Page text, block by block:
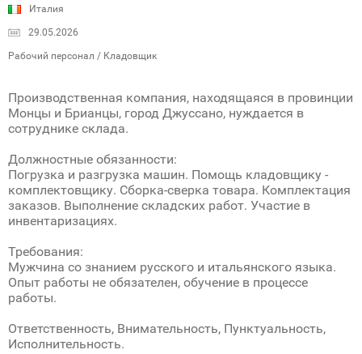
Италия
29.05.2026
Рабочий персонал / Кладовщик
Производственная компания, находящаяся в провинции
Монцы и Брианцы, город Джуссано, нуждается в
сотруднике склада.
Должностные обязанности:
Погрузка и разгрузка машин. Помощь кладовщику -
комплектовщику. Сборка-сверка товара. Комплектация
заказов. Выполнение складских работ. Участие в
инвентаризациях.
Требования:
Мужчина со знанием русского и итальянского языка.
Опыт работы не обязателен, обучение в процессе
работы.
Ответственность, Внимательность, Пунктуальность,
Исполнительность.